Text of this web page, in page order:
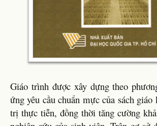
Giáo trình được xây dựng theo
ứng yêu cầu chuẩn mực của sách
trị thực tiễn, đồng thời tăng cường